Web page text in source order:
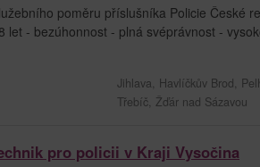
poměru příslušníka Policie České
- bezúhonnost - plná svéprávnost -
Jihlava, Havlíčkův Brod,
Třebíč, Žďár nad Sázavou
pro policii v Kraji Vysočina